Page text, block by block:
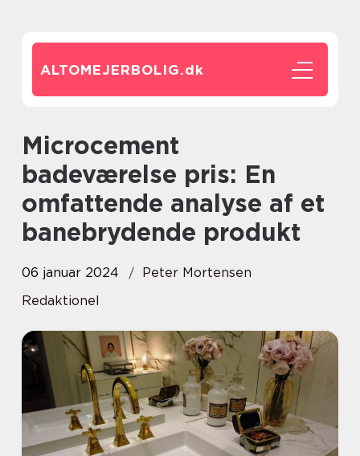
ALTOMEJERBOLIG.dk
Microcement
badeværelse pris: En
omfattende analyse af et
banebrydende produkt
06 januar 2024
Peter Mortensen
Redaktionel